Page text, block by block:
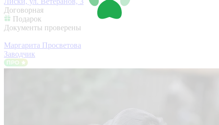
Договорная
Подарок
Документы проверены
Маргарита Просветова
Заводчик